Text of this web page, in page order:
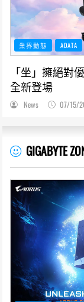
業界動態 ADATA
「坐」擁絕對
全新登場
News 07/15/
GIGABYTE